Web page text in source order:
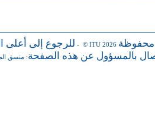
للرجوع إلى أعلى - © ITU 2026 محفوظة
بالمسؤول عن هذه الصفحة: منسق